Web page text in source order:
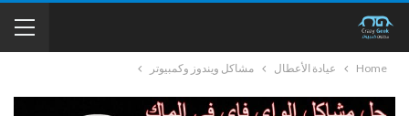
Home عيادة الأعطال مشاكل ويندوز وكمبيوتر